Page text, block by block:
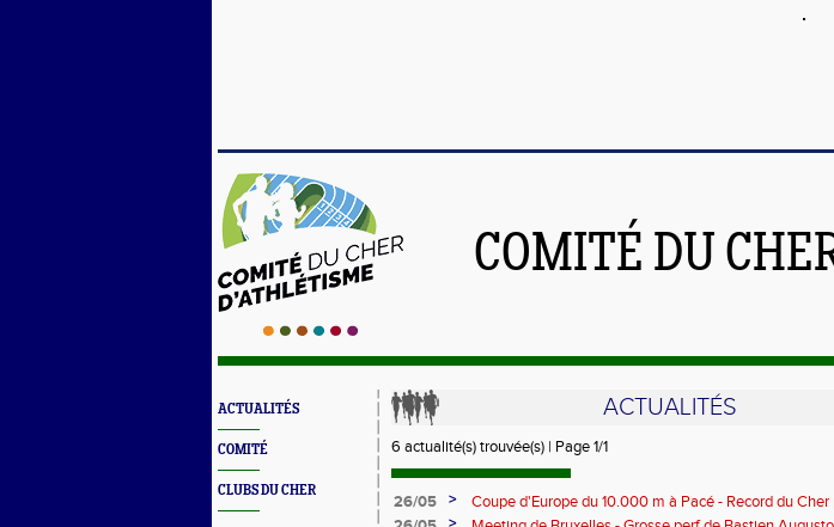
COMITÉ DU
ACTUALITÉS
COMITÉ
CLUBS DU CHER
ACTUALITÉS
6 actualité(s) trouvée(s) | Page 1/1
26/05 >
Coupe d'Europe du 10.000 m à Pacé - Record du Cher
Tabet